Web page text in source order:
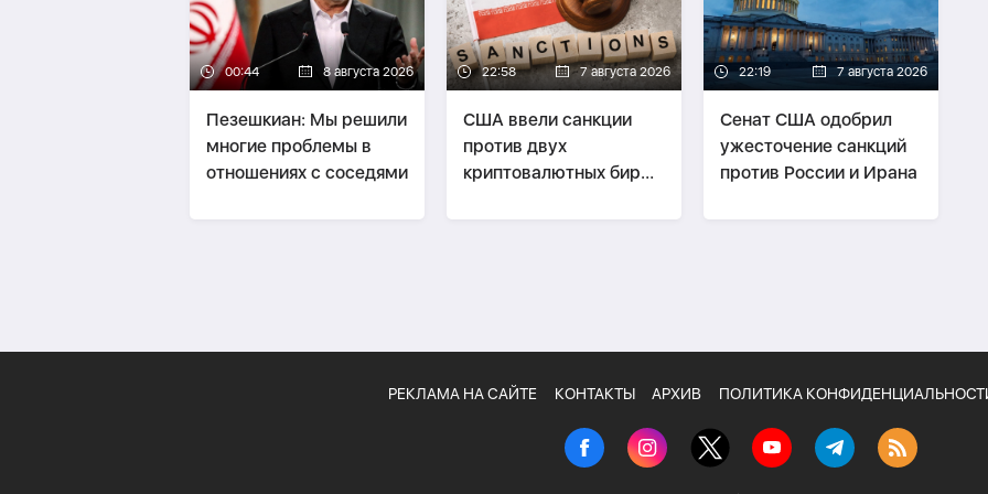
00:44 8 августа 2026
Пезешкиан: Мы решили
многие проблемы в
отношениях с соседями
22:58 7 августа 2026
США ввели санкции
против двух
криптовалютных бирж,
оказывавших
22:19 7 августа 2026
Сенат США одобрил
ужесточение санкций
против России и Ирана
РЕКЛАМА НА САЙТЕ КОНТАКТЫ АРХИВ ПОЛИТИКА